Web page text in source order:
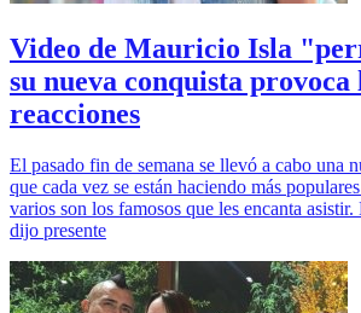
Video de Mauricio Isla
su nueva conquista
reacciones
El pasado fin de semana se llevó a cabo una
que cada vez se están haciendo más
varios son los famosos que les encanta
dijo presente